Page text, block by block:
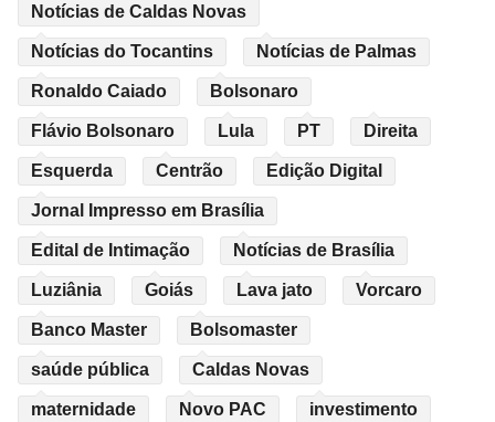
Notícias de Caldas Novas
Notícias do Tocantins Notícias de Palmas
Ronaldo Caiado Bolsonaro
Flávio Bolsonaro Lula PT Direita
Esquerda Centrão Edição Digital
Jornal Impresso em Brasília
Edital de Intimação Notícias de Brasília
Luziânia Goiás Lava jato Vorcaro
Banco Master Bolsomaster
saúde pública Caldas Novas
maternidade Novo PAC investimento